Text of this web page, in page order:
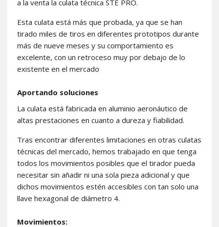
a la venta la culata técnica STE PRO.
Esta culata está más que probada, ya que se han
tirado miles de tiros en diferentes prototipos durante
más de nueve meses y su comportamiento es
excelente, con un retroceso muy por debajo de lo
existente en el mercado
Aportando soluciones
La culata está fabricada en aluminio aeronáutico de
altas prestaciones en cuanto a dureza y fiabilidad.
Tras encontrar diferentes limitaciones en otras culatas
técnicas del mercado, hemos trabajado en que tenga
todos los movimientos posibles que el tirador pueda
necesitar sin añadir ni una sola pieza adicional y que
dichos movimientos estén accesibles con tan solo una
llave hexagonal de diámetro 4.
Movimientos: